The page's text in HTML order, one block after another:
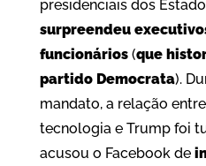
presidenciais dos
surpreendeu
funcionários(que
partido Democrata).
mandato, a relação
tecnologia e Trump foi
acusou o Facebook de